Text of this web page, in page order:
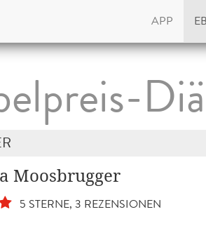
APP
Moosbrugger
5 STERNE, 3 REZENSIONEN